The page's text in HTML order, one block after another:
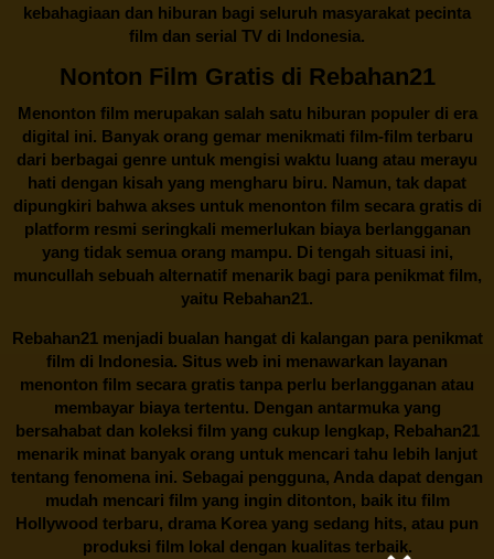
kebahagiaan dan hiburan bagi seluruh masyarakat pecinta
film dan serial TV di Indonesia.
Nonton Film Gratis di Rebahan21
Menonton film merupakan salah satu hiburan populer di era
digital ini. Banyak orang gemar menikmati film-film terbaru
dari berbagai genre untuk mengisi waktu luang atau merayu
hati dengan kisah yang mengharu biru. Namun, tak dapat
dipungkiri bahwa akses untuk menonton film secara gratis di
platform resmi seringkali memerlukan biaya berlangganan
yang tidak semua orang mampu. Di tengah situasi ini,
muncullah sebuah alternatif menarik bagi para penikmat film,
yaitu Rebahan21.
Rebahan21menjadi bualan hangat di kalangan para penikmat
film di Indonesia. Situs web ini menawarkan layanan
menonton film secara gratis tanpa perlu berlangganan atau
membayar biaya tertentu. Dengan antarmuka yang
bersahabat dan koleksi film yang cukup lengkap, Rebahan21
menarik minat banyak orang untuk mencari tahu lebih lanjut
tentang fenomena ini. Sebagai pengguna, Anda dapat dengan
mudah mencari film yang ingin ditonton, baik itu film
Hollywood terbaru, drama Korea yang sedang hits, atau pun
produksi film lokal dengan kualitas terbaik.